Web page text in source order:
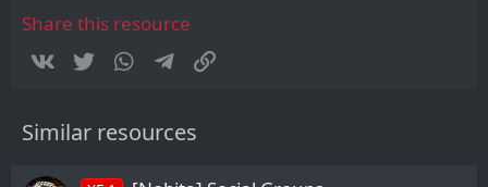
Share this resource
Vkontakte
Twitter WhatsAppTelegram
Similar resources